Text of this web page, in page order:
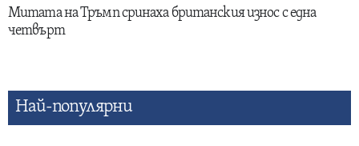
Митата на Тръмп сринаха британския износ с една
четвърт
Най-популярни